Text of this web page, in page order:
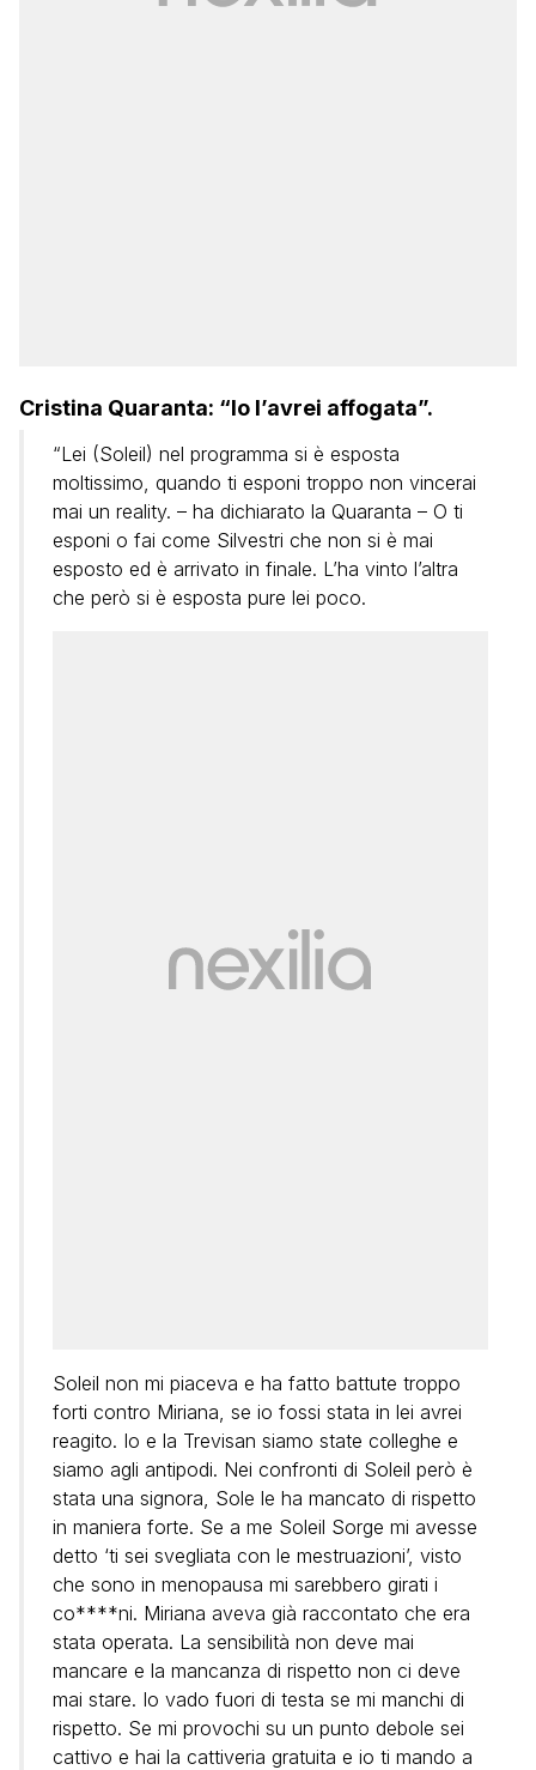
Cristina Quaranta: “Io l’avrei affogata”.
“Lei (Soleil) nel programma si è esposta
moltissimo, quando ti esponi troppo non vincerai
mai un reality. – ha dichiarato la Quaranta – O ti
esponi o fai come Silvestri che non si è mai
esposto ed è arrivato in finale. L’ha vinto l’altra
che però si è esposta pure lei poco.
Soleil non mi piaceva e ha fatto battute troppo
forti contro Miriana, se io fossi stata in lei avrei
reagito. Io e la Trevisan siamo state colleghe e
siamo agli antipodi. Nei confronti di Soleil però è
stata una signora, Sole le ha mancato di rispetto
in maniera forte. Se a me Soleil Sorge mi avesse
detto ‘ti sei svegliata con le mestruazioni’, visto
che sono in menopausa mi sarebbero girati i
co****ni. Miriana aveva già raccontato che era
stata operata. La sensibilità non deve mai
mancare e la mancanza di rispetto non ci deve
mai stare. Io vado fuori di testa se mi manchi di
rispetto. Se mi provochi su un punto debole sei
cattivo e hai la cattiveria gratuita e io ti mando a